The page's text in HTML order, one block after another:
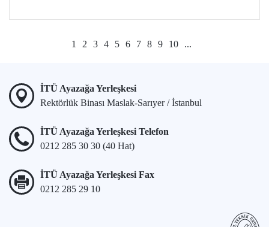
1 2 3 4 5 6 7 8 9 10 ...
İTÜ Ayazağa Yerleşkesi
Rektörlük Binası Maslak-Sarıyer / İstanbul
İTÜ Ayazağa Yerleşkesi Telefon
0212 285 30 30 (40 Hat)
İTÜ Ayazağa Yerleşkesi Fax
0212 285 29 10